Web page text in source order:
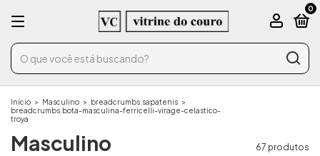
0
Início > Masculino > breadcrumbs.sapatenis >
breadcrumbs.bota-masculina-ferricelli-virage-celastico-
troya
Masculino 67 produtos